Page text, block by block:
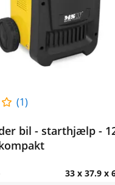
(1)
bil - starthjælp -
33 x 37.9 x